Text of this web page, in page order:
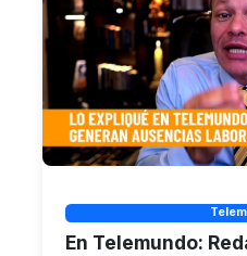
En Telemundo: